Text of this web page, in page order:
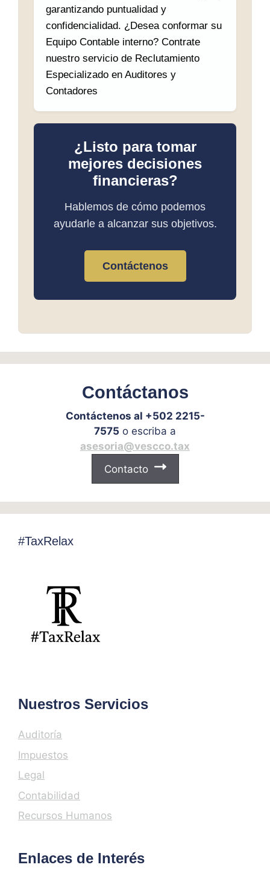
garantizando puntualidad y
confidencialidad. ¿Desea conformar su
Equipo Contable interno? Contrate
nuestro servicio de Reclutamiento
Especializado en Auditores y
Contadores
¿Listo para tomar
mejores decisiones
financieras?
Hablemos de cómo podemos
ayudarle a alcanzar sus objetivos.
Contáctenos
Contáctanos
Contáctenos al +502 2215-
7575 o escriba a
asesoria@vescco.tax
Contacto
#TaxRelax
Nuestros Servicios
Auditoría
Impuestos
Legal
Contabilidad
Recursos Humanos
Enlaces de Interés